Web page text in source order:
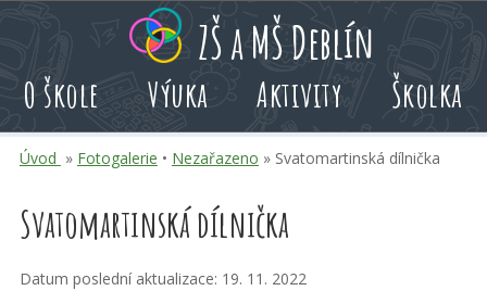
obsah
volby
akcí
ZŠ a MŠ Deblín
O škole Výuka Aktivity Školka
Úvod » Fotogalerie • Nezařazeno » Svatomartinská dílnička
Svatomartinská dílnička
Datum poslední aktualizace: 19. 11. 2022